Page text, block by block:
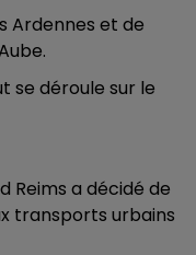
Ardennes et de
se déroule sur le
Reims a décidé de
transports urbains